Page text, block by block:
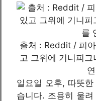
출처 : Reddit / 피
고 그위에 기니피
일요일 오후, 따뜻
습니다. 조용히 울